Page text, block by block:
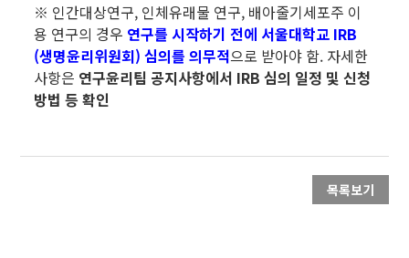
※ 인간대상연구, 인체유래물 연구, 배아줄기세포주 이
용 연구의 경우 연구를 시작하기 전에 서울대학교 IRB
(생명윤리위원회) 심의를 의무적으로 받아야 함. 자세한
사항은 연구윤리팀 공지사항에서 IRB심의 일정 및 신청
방법 등 확인
목록보기